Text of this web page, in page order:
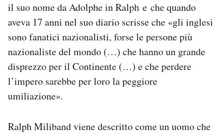
il suo nome da Adolphe in Ralph e che quando
aveva 17 anni nel suo diario scrisse che «gli inglesi
sono fanatici nazionalisti, forse le persone più
nazionaliste del mondo (…) che hanno un grande
disprezzo per il Continente (…) e che perdere
l’impero sarebbe per loro la peggiore
umiliazione».
Ralph Miliband viene descritto come un uomo che